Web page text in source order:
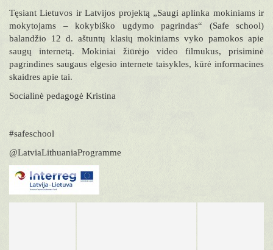
Tęsiant Lietuvos ir Latvijos projektą „Saugi aplinka mokiniams ir
mokytojams – kokybiško ugdymo pagrindas“ (Safe school)
balandžio 12 d. aštuntų klasių mokiniams vyko pamokos apie
saugų internetą. Mokiniai žiūrėjo video filmukus, prisiminė
pagrindines saugaus elgesio internete taisykles, kūrė informacines
skaidres apie tai.
Socialinė pedagogė Kristina
#safeschool
@LatviaLithuaniaProgramme